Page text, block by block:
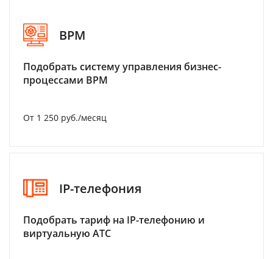
BPM
Подобрать систему управления бизнес-
процессами BPM
От 1 250 руб./месяц
IP-телефония
Подобрать тариф на IP-телефонию и
виртуальную АТС